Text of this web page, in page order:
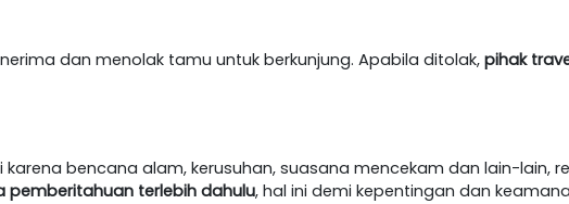
dan menolak tamu untuk berkunjung. Apabila ditolak, pihak
bencana alam, kerusuhan, suasana mencekam dan lain-lain,
pemberitahuan terlebih dahulu, hal ini demi kepentingan dan